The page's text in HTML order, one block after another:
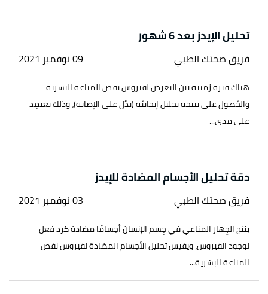
تحليل الإيدز بعد 6 شهور
فريق صحتك الطبي 09 نوفمبر 2021
هناك فترة زمنية بين التعرض لفيروس نقص المناعة البشرية
والحُصول على نتيجة تحليل إيجابيّة (تدُل على الإصابة)، وذلك يعتمِد
على مدى...
دقة تحليل الأجسام المضادة للإيدز
فريق صحتك الطبي 03 نوفمبر 2021
ينتج الجِهاز المناعي في جِسم الإنسان أجسامًا مضادة كرد فعل
لوجود الفيروس، ويقيس تحليل الأجسام المضادة لفيروس نقص
المناعة البشرية...